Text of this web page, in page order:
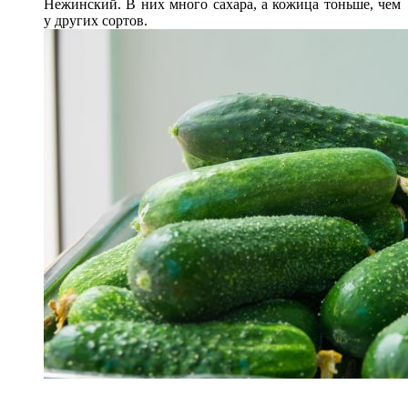
Нежинский. В них много сахара, а кожица тоньше, чем
у других сортов.